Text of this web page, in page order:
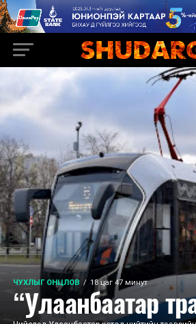
ЧУХЛЫГ ОНЦЛОВ 18 цаг 47 минут
“Улаанбаатар